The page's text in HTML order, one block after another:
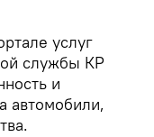
услуг
службы КР
и
автомобили,